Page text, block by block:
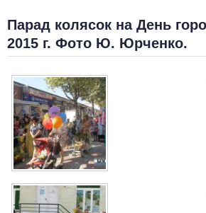
Парад колясок на День
2015 г. Фото Ю. Юрченко.